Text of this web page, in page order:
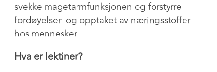
svekke magetarmfunksjonen og forstyrre
fordøyelsen og opptaket av næringsstoffer
hos mennesker.
Hva er lektiner?